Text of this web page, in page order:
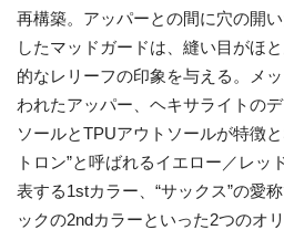
再構築。アッパーとの間に穴の開
したマッドガードは、縫い目がほ
的なレリーフの印象を与える。メ
われたアッパー、ヘキサライトの
ソールとTPUアウトソールが特徴
トロン”と呼ばれるイエロー／レッ
表する1stカラー、“サックス”の愛
ックの2ndカラーといった2つのオ